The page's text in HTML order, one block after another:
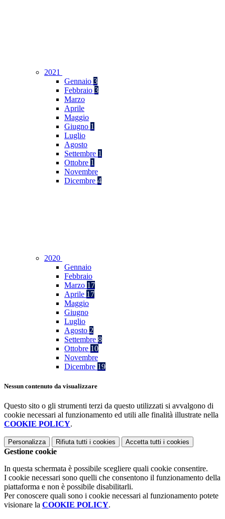
2021
Gennaio 3
Febbraio 3
Marzo
Aprile
Maggio
Giugno 1
Luglio
Agosto
Settembre 1
Ottobre 1
Novembre
Dicembre 4
2020
Gennaio
Febbraio
Marzo 17
Aprile 17
Maggio
Giugno
Luglio
Agosto 2
Settembre 8
Ottobre 10
Novembre
Dicembre 19
Nessun contenuto da visualizzare
Questo sito o gli strumenti terzi da questo utilizzati si avvalgono di
cookie necessari al funzionamento ed utili alle finalità illustrate nella
COOKIE POLICY.
Personalizza Rifiuta tutti i cookies Accetta tutti i cookies
Gestione cookie
In questa schermata è possibile scegliere quali cookie consentire.
I cookie necessari sono quelli che consentono il funzionamento della
piattaforma e non è possibile disabilitarli.
Per conoscere quali sono i cookie necessari al funzionamento potete
visionare la COOKIE POLICY.